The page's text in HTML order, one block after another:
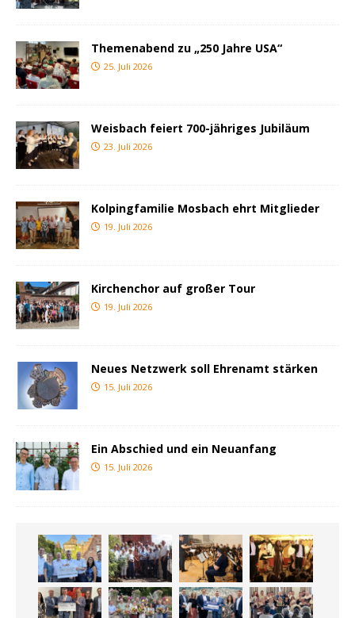
Themenabend zu „250 Jahre USA“
25. Juli 2026
Weisbach feiert 700-jähriges Jubiläum
23. Juli 2026
Kolpingfamilie Mosbach ehrt Mitglieder
19. Juli 2026
Kirchenchor auf großer Tour
19. Juli 2026
Neues Netzwerk soll Ehrenamt stärken
15. Juli 2026
Ein Abschied und ein Neuanfang
15. Juli 2026